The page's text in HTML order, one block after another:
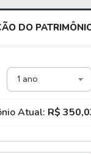
DO
1 ano
Atual: R$